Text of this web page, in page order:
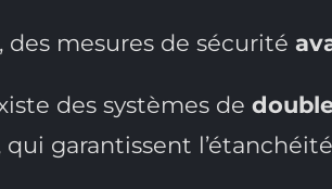
des mesures de sécurité
des systèmes de
qui garantissent